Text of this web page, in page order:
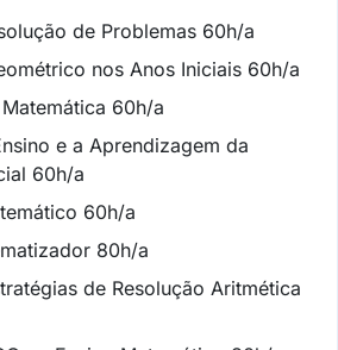
de Problemas 60h/a
nos Anos Iniciais 60h/a
60h/a
e a Aprendizagem da
60h/a
60h/a
80h/a
de Resolução Aritmética